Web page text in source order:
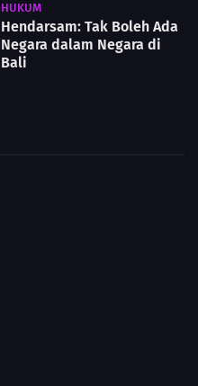
HUKUM
Hendarsam: Tak Boleh Ada
Negara dalam Negara di
Bali